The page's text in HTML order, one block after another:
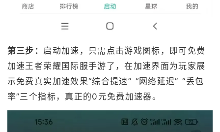
第三步： 启动加速，只需点击游戏图标，即可免费
加速王者荣耀国际服手游了，在加速界面为玩家展
示免费真实加速效果“综合提速” “网络延迟” “丢包
率”三个指标，真正的0元免费加速器。